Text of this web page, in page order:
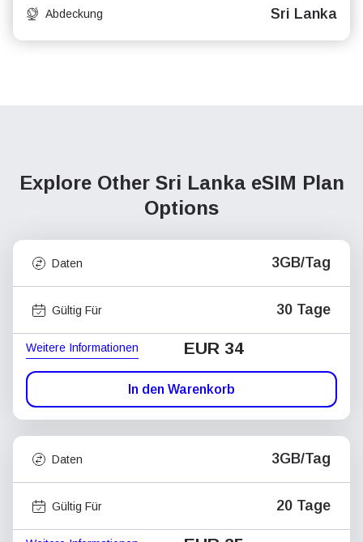
Abdeckung Sri Lanka
Explore Other Sri Lanka eSIM Plan
Options
Daten 3GB/Tag
Gültig Für 30 Tage
Weitere Informationen EUR 34
In den Warenkorb
Daten 3GB/Tag
Gültig Für 20 Tage